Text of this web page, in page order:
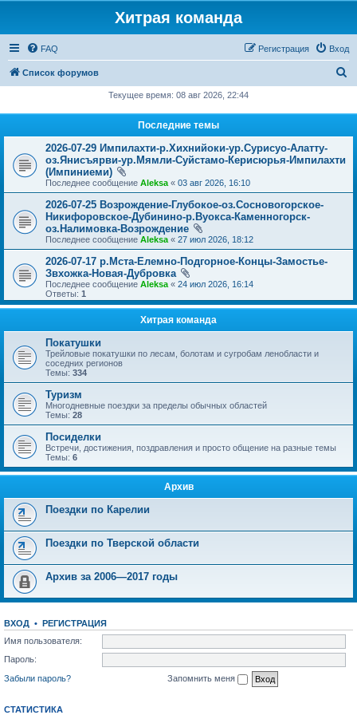
Хитрая команда
FAQ Вход
Регистрация
Список форумов
Текущее время: 08 авг 2026, 22:44
Последние темы
2026-07-29 Импилахти-р.Хихнийоки-ур.Сурисуо-Алатту-
оз.Янисъярви-ур.Мямли-Суйстамо-Керисюрья-Импилахти
(Импиниеми)
Последнее сообщение Aleksa « 03 авг 2026, 16:10
2026-07-25 Возрождение-Глубокое-оз.Сосновогорское-
Никифоровское-Дубинино-р.Вуокса-Каменногорск-
оз.Налимовка-Возрождение
Последнее сообщение Aleksa « 27 июл 2026, 18:12
2026-07-17 р.Мста-Елемно-Подгорное-Концы-Замостье-
Звхожка-Новая-Дубровка
Последнее сообщение Aleksa « 24 июл 2026, 16:14
Ответы: 1
Хитрая команда
Покатушки
Трейловые покатушки по лесам, болотам и сугробам ленобласти и
соседних регионов
Темы: 334
Туризм
Многодневные поездки за пределы обычных областей
Темы: 28
Посиделки
Встречи, достижения, поздравления и просто общение на разные темы
Темы: 6
Архив
Поездки по Карелии
Поездки по Тверской области
Архив за 2006—2017 годы
ВХОД • РЕГИСТРАЦИЯ
Имя пользователя:
Пароль:
Забыли пароль?
Запомнить меня
СТАТИСТИКА